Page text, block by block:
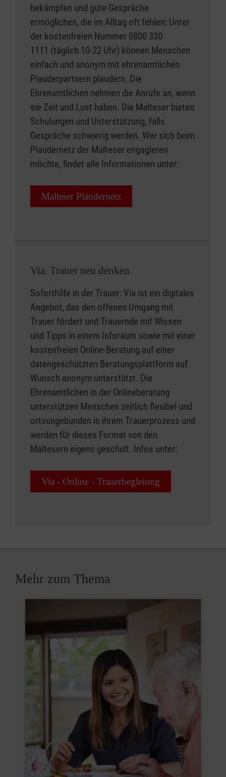
bekämpfen und gute Gespräche
ermöglichen, die im Alltag oft fehlen: Unter
der kostenfreien Nummer 0800 330
1111 (täglich 10-22 Uhr) können Menschen
einfach und anonym mit ehrenamtlichen
Plauderpartnern plaudern. Die
Ehrenamtlichen nehmen die Anrufe an, wenn
sie Zeit und Lust haben. Die Malteser bieten
Schulungen und Unterstützung, falls
Gespräche schwierig werden. Wer sich beim
Plaudernetz der Malteser engagieren
möchte, findet alle Informationen unter:
Malteser Plaudernetz
Via. Trauer neu denken
Soforthilfe in der Trauer: Via ist ein digitales
Angebot, das den offenen Umgang mit
Trauer fördert und Trauernde mit Wissen
und Tipps in einem Inforaum sowie mit einer
kostenfreien Online-Beratung auf einer
datengeschützten Beratungsplattform auf
Wunsch anonym unterstützt. Die
Ehrenamtlichen in der Onlineberatung
unterstützen Menschen zeitlich flexibel und
ortsungebunden in ihrem Trauerprozess und
werden für dieses Format von den
Maltesern eigens geschult. Infos unter:
Via - Online - Trauerbegleiung
Mehr zum Thema